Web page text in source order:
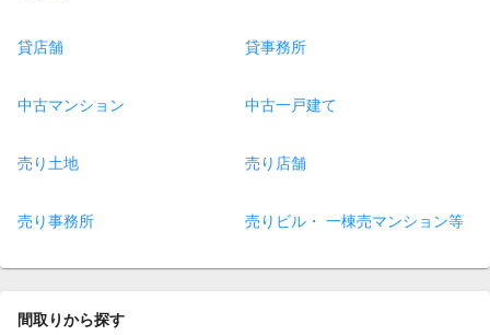
貸店舗 貸事務所
中古マンション 中古一戸建て
売り土地 売り店舗
売り事務所 売りビル・ 一棟売マンション等
間取りから探す